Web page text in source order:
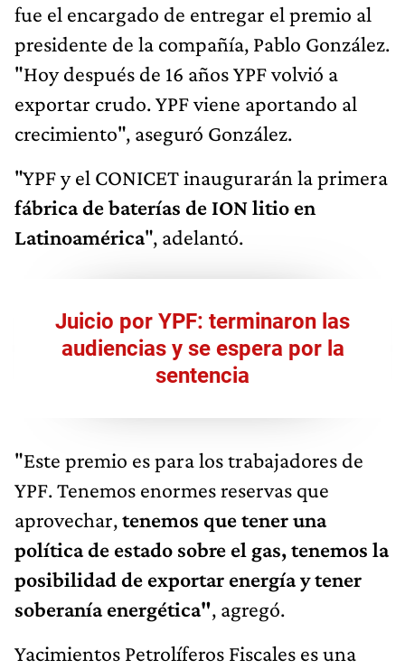
fue el encargado de entregar el premio al
presidente de la compañía, Pablo González.
"Hoy después de 16 años YPF volvió a
exportar crudo. YPF viene aportando al
crecimiento", aseguró González.
"YPF y el CONICET inaugurarán la primera
fábrica de baterías de ION litio en
Latinoamérica", adelantó.
Juicio por YPF: terminaron las
audiencias y se espera por la
sentencia
"Este premio es para los trabajadores de
YPF. Tenemos enormes reservas que
aprovechar,tenemos que tener una
política de estado sobre el gas, tenemos la
posibilidad de exportar energía y tener
soberanía energética", agregó.
Yacimientos Petrolíferos Fiscales ​es una